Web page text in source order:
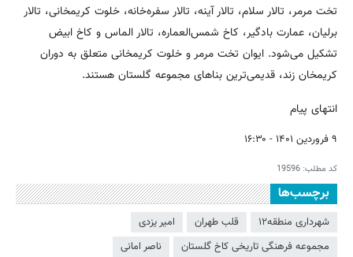
تخت مرمر، تالار سلام، تالار آینه، تالار سفره‌خانه، خلوت کریمخانی، تالار
برلیان، عمارت بادگیر، کاخ شمس‌العماره، تالار الماس و کاخ ابیض
تشکیل می‌شود. ایوان تخت مرمر و خلوت کریمخانی متعلق به دوران
کریمخان زند، قدیمی‌ترین بناهای مجموعه گلستان هستند.
انتهای پیام
۹ فروردین ۱۴۰۱ - ۱۶:۳۰
کد مطلب: 19596
برچسب‌ها
شهرداری منطقه۱۲ قلب طهران
امیر یزدی
مجموعه فرهنگی تاریخی کاخ گلستان
ناصر امانی